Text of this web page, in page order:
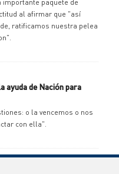
paquete de
al afirmar que "así
ratificamos nuestra pelea
ayuda de Nación para
o la vencemos o nos
con ella".